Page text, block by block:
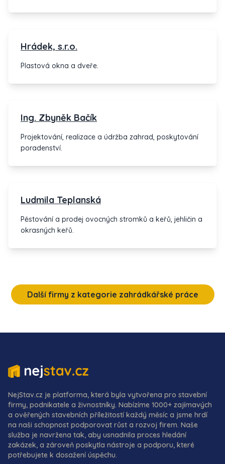
Hrádek, s.r.o.
Plastová okna a dveře.
Ing. Zbyněk Bačík
Projektování, realizace a údržba zahrad, poskytování
poradenství.
Ludmila Teplanská
Pěstování a prodej ovocných stromků a keřů, jehličin a
okrasných keřů.
Další firmy z kategorie zahrádkářské práce
NejStav.cz je platforma, která byla vytvořena pro stavební
firmy, podnikatele a živnostníky. Nabízíme 1000+ zajímavých
a ověřených stavebních příležitostí každý měsíc a jsme hrdí
na naši schopnost podporovat růst a rozvoj firem. Naše
služba je navržena tak, aby usnadnila proces hledání
zakázek, a zároveň poskytla nástroje a podporu, které
potřebujete k dosažení úspěchu.